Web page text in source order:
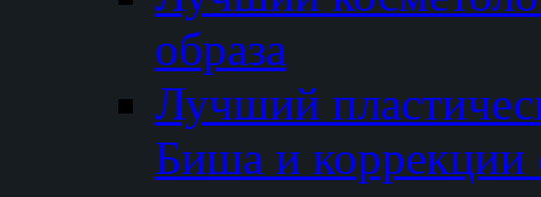
образа
Лучший
Биша и коррекции